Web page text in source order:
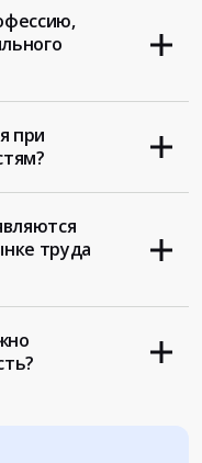
при
труда